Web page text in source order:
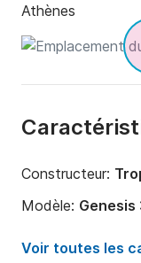
Athènes
Constructeur:
Modèle: Genesis
Puissance moteur:
Voir toutes les